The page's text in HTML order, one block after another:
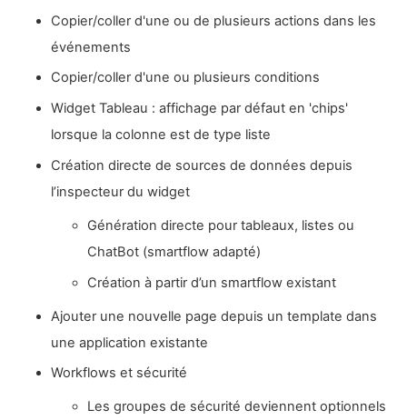
Copier/coller d'une ou de plusieurs actions dans les
événements
Copier/coller d'une ou plusieurs conditions
Widget Tableau : affichage par défaut en 'chips'
lorsque la colonne est de type liste
Création directe de sources de données depuis
l’inspecteur du widget
Génération directe pour tableaux, listes ou
ChatBot (smartflow adapté)
Création à partir d’un smartflow existant
Ajouter une nouvelle page depuis un template dans
une application existante
Workflows et sécurité
Les groupes de sécurité deviennent optionnels